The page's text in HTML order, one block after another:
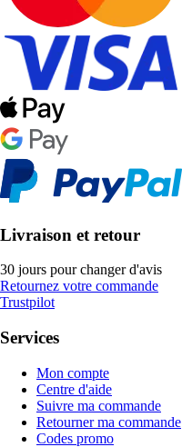
Livraison et retour
30 jours pour changer d'avis
Retournez votre commande
Trustpilot
Services
Mon compte
Centre d'aide
Suivre ma commande
Retourner ma commande
Codes promo